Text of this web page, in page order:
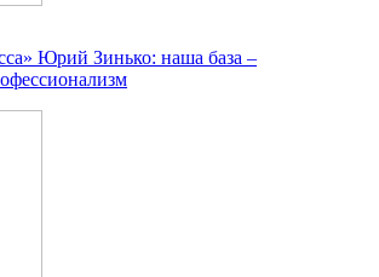
Юрий Зинько: наша база –